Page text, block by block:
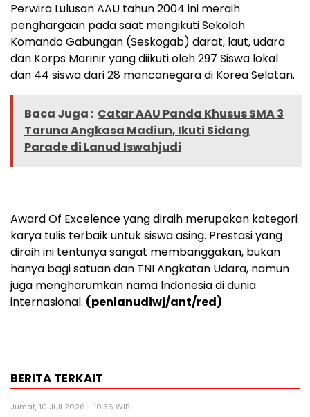
Perwira Lulusan AAU tahun 2004 ini meraih
penghargaan pada saat mengikuti Sekolah
Komando Gabungan (Seskogab) darat, laut, udara
dan Korps Marinir yang diikuti oleh 297 Siswa lokal
dan 44 siswa dari 28 mancanegara di Korea Selatan.
Baca Juga : Catar AAU Panda Khusus SMA 3
Taruna Angkasa Madiun, Ikuti Sidang
Parade di Lanud Iswahjudi
Award Of Excelence yang diraih merupakan kategori
karya tulis terbaik untuk siswa asing. Prestasi yang
diraih ini tentunya sangat membanggakan, bukan
hanya bagi satuan dan TNI Angkatan Udara, namun
juga mengharumkan nama Indonesia di dunia
internasional. (penlanudiwj/ant/red)
BERITA TERKAIT
Jumat, 10 Juli 2026 - 10:36 WIB